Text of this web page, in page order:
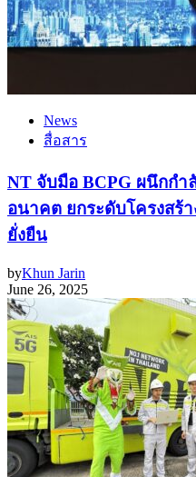
News
สื่อสาร
NT จับมือ BCPG ผนึกกำ
อนาคต ยกระดับโครงสร้
ยั่งยืน
byKhun Jarin
June 26, 2025